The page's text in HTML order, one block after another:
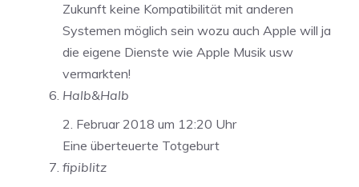
Zukunft keine Kompatibilität mit anderen
Systemen möglich sein wozu auch Apple will ja
die eigene Dienste wie Apple Musik usw
vermarkten!
Halb&Halb
2. Februar 2018 um 12:20 Uhr
Eine überteuerte Totgeburt
fipiblitz